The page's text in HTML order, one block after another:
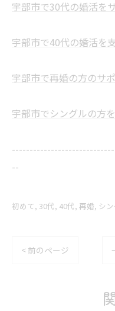
宇部市で30代の婚活を
宇部市で40代の婚活を
宇部市で再婚の方のサ
宇部市でシングルの方
--
初めて 30代 40代 再婚 シ
< 前のページ